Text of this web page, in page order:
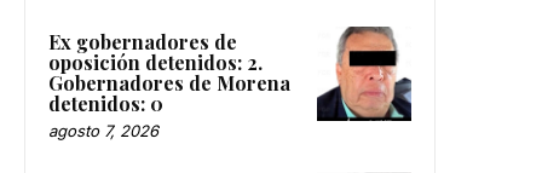
Ex gobernadores de
oposición detenidos: 2.
Gobernadores de Morena
detenidos: 0
agosto 7, 2026